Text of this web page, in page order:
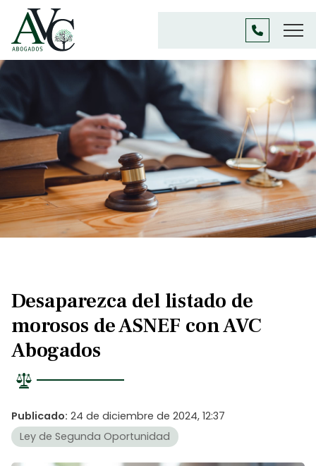
Desaparezca del listado de
morosos de ASNEF con AVC
Abogados
Publicado: 24 de diciembre de 2024, 12:37
Ley de Segunda Oportunidad